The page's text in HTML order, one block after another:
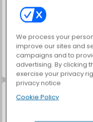
ASMR Makeover & Makeup
We process your
improve our sites and
campaigns and to
advertising. By clicking
exercise your privacy
privacy notice
Cookie Policy